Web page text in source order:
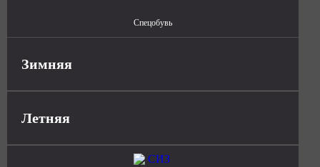
Спецобувь
Зимняя
Летняя